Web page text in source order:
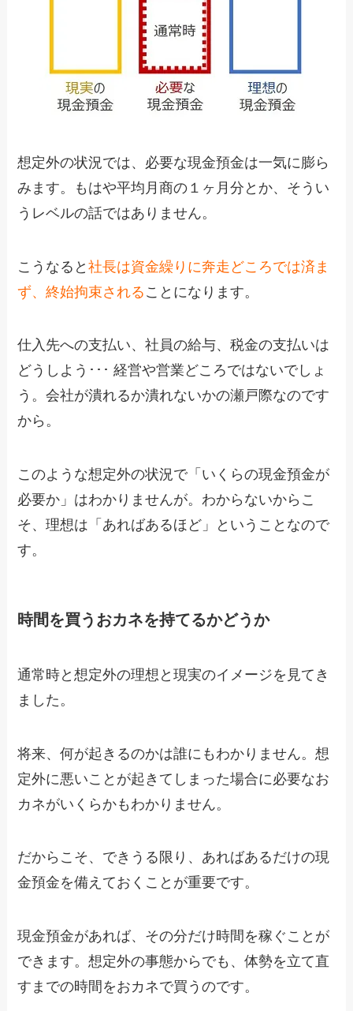
想定外の状況では、必要な現金預金は一気に膨ら
みます。もはや平均月商の１ヶ月分とか、そうい
うレベルの話ではありません。
こうなると社長は資金繰りに奔走どころでは済ま
ず、終始拘束される ことになります。
仕入先への支払い、社員の給与、税金の支払いは
どうしよう･･･ 経営や営業どころではないでしょ
う。会社が潰れるか潰れないかの瀬戸際なのです
から。
このような想定外の状況で「いくらの現金預金が
必要か」はわかりませんが。わからないからこ
そ、理想は「あればあるほど」ということなので
す。
時間を買うおカネを持てるかどうか
通常時と想定外の理想と現実のイメージを見てき
ました。
将来、何が起きるのかは誰にもわかりません。想
定外に悪いことが起きてしまった場合に必要なお
カネがいくらかもわかりません。
だからこそ、できうる限り、あればあるだけの現
金預金を備えておくことが重要です。
現金預金があれば、その分だけ時間を稼ぐことが
できます。想定外の事態からでも、体勢を立て直
すまでの時間をおカネで買うのです。